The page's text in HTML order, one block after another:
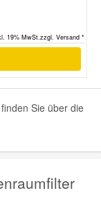
19% MwSt.zzgl. Versand *
Sie über die